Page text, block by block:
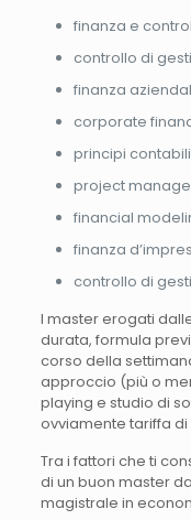
finanza e
controllo di
finanza
corporate
principi contabili
project
financial
finanza
controllo di
I master erogati
durata, formula
corso della
approccio (più o
playing e studio di
ovviamente tariffa di
Tra i fattori che ti
di un buon master
magistrale in